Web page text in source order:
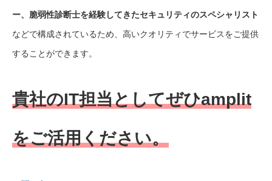
ー、脆弱性診断士を経験してきたセキュリティのスペシャリスト
などで構成されているため、高いクオリティでサービスをご提供
することができます。
貴社のIT担当としてぜひamplit
をご活用ください。